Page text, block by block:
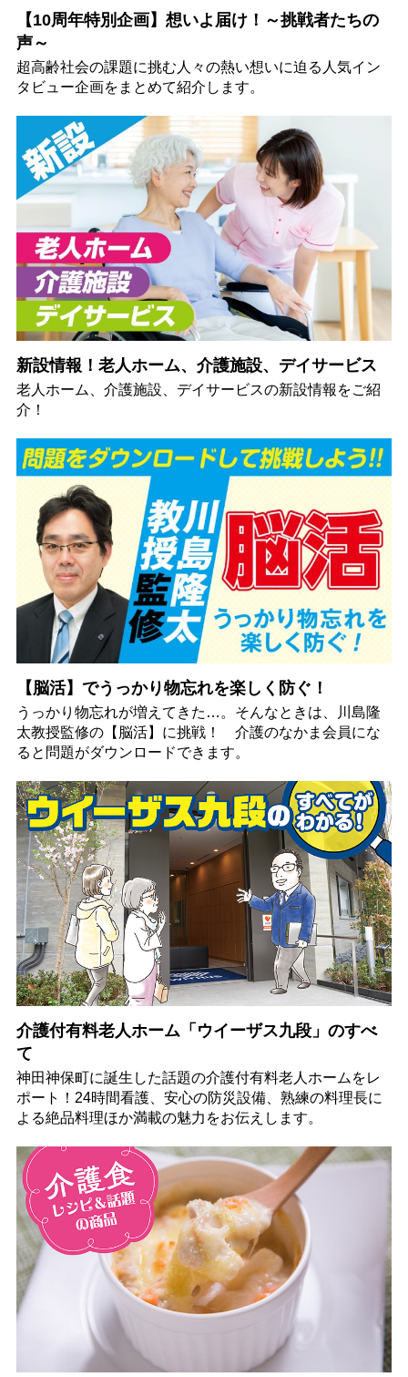
【10周年特別企画】想いよ届け！～挑戦者たちの
声～
超高齢社会の課題に挑む人々の熱い想いに迫る人気イン
タビュー企画をまとめて紹介します。
新設情報！老人ホーム、介護施設、デイサービス
老人ホーム、介護施設、デイサービスの新設情報をご紹
介！
【脳活】でうっかり物忘れを楽しく防ぐ！
うっかり物忘れが増えてきた…。そんなときは、川島隆
太教授監修の【脳活】に挑戦！ 介護のなかま会員にな
ると問題がダウンロードできます。
介護付有料老人ホーム「ウイーザス九段」のすべ
て
神田神保町に誕生した話題の介護付有料老人ホームをレ
ポート！24時間看護、安心の防災設備、熟練の料理長に
よる絶品料理ほか満載の魅力をお伝えします。